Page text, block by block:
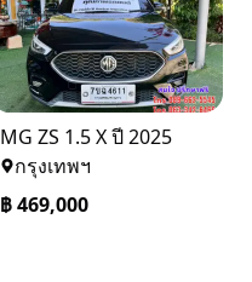
MG ZS 1.5 X ปี 2025
กรุงเทพฯ
฿469,000